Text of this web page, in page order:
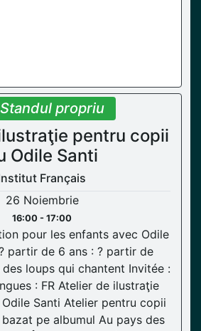
Standul propriu
pentru copii
Odile Santi
Français
26 Noiembrie
16:00 - 17:00
pour les enfants avec Odile
partir de 6 ans : ? partir de
loups qui chantent Invitée :
: FR Atelier de ilustraţie
Santi Atelier pentru copii
pe albumul Au pays des